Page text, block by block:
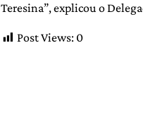
Teresina”, explicou o
Post Views: 0